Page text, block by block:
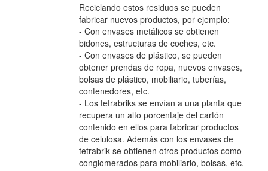
Reciclando estos residuos se pueden
fabricar nuevos productos, por ejemplo:
- Con envases metálicos se obtienen
bidones, estructuras de coches, etc.
- Con envases de plástico, se pueden
obtener prendas de ropa, nuevos envases,
bolsas de plástico, mobiliario, tuberías,
contenedores, etc.
- Los tetrabriks se envían a una planta que
recupera un alto porcentaje del cartón
contenido en ellos para fabricar productos
de celulosa. Además con los envases de
tetrabrik se obtienen otros productos como
conglomerados para mobiliario, bolsas, etc.